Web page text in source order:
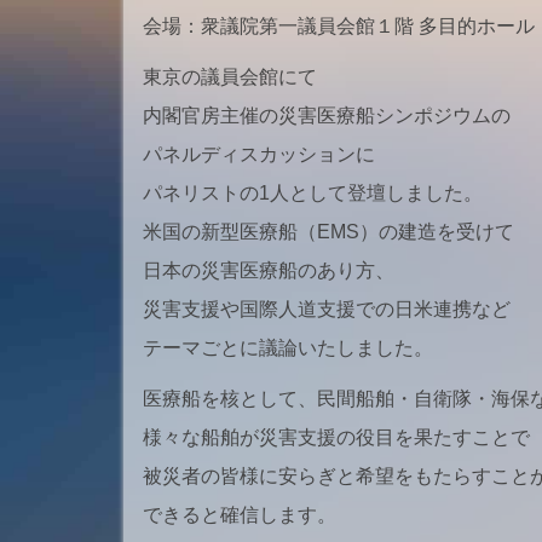
会場：衆議院第一議員会館１階 多目的ホール
東京の議員会館にて
内閣官房主催の災害医療船シンポジウムの
パネルディスカッションに
パネリストの1人として登壇しました。
米国の新型医療船（EMS）の建造を受けて
日本の災害医療船のあり方、
災害支援や国際人道支援での日米連携など
テーマごとに議論いたしました。
医療船を核として、民間船舶・自衛隊・海保
様々な船舶が災害支援の役目を果たすことで
被災者の皆様に安らぎと希望をもたらすこと
できると確信します。